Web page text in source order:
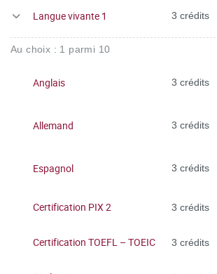
Langue vivante 1 3 crédits
Au choix : 1 parmi 10
Anglais 3 crédits
Allemand 3 crédits
Espagnol 3 crédits
Certification PIX 2 3 crédits
Certification TOEFL – TOEIC 3 crédits